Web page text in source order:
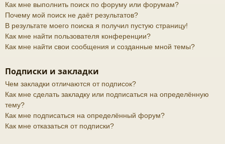
Как мне выполнить поиск по форуму или форумам?
Почему мой поиск не даёт результатов?
В результате моего поиска я получил пустую страницу!
Как мне найти пользователя конференции?
Как мне найти свои сообщения и созданные мной темы?
Подписки и закладки
Чем закладки отличаются от подписок?
Как мне сделать закладку или подписаться на определённую
тему?
Как мне подписаться на определённый форум?
Как мне отказаться от подписки?